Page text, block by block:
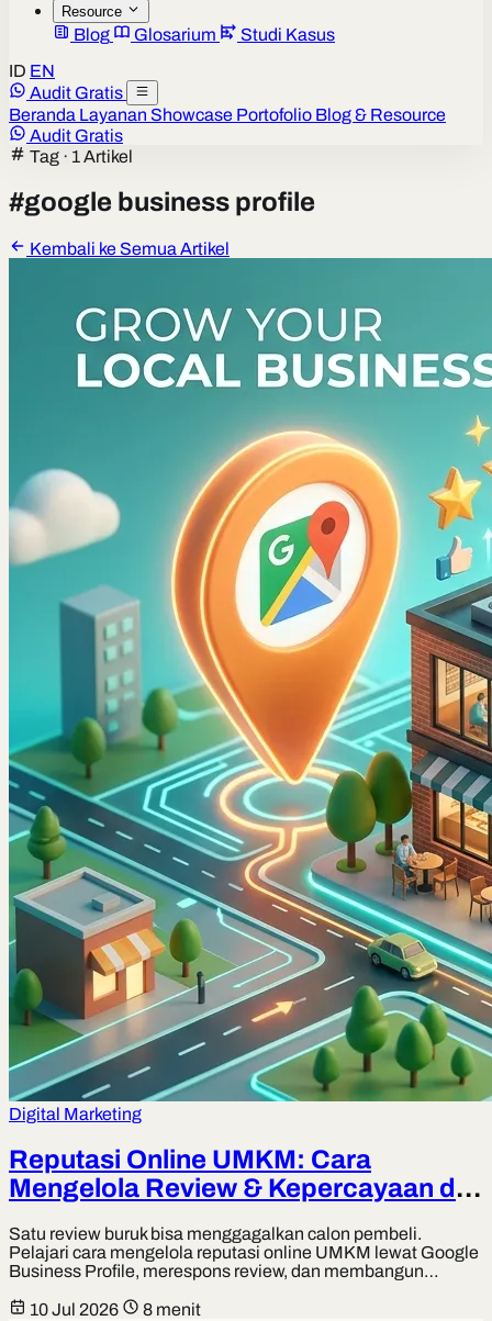
Resource
Blog Glosarium
Studi Kasus
ID EN
Audit Gratis
Beranda Layanan Showcase Portofolio Blog & Resource
Audit Gratis
Tag · 1 Artikel
#google business profile
Kembali ke Semua Artikel
Digital Marketing
Reputasi Online UMKM: Cara
Mengelola Review & Kepercayaan di
Satu review buruk bisa menggagalkan calon pembeli.
Pelajari cara mengelola reputasi online UMKM lewat Google
Business Profile, merespons review, dan membangun
10 Jul 2026
8 menit